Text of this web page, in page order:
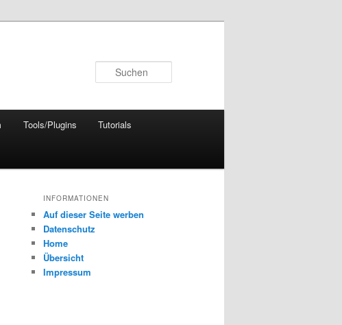
Tools/Plugins Tutorials
INFORMATIONEN
Auf dieser Seite werben
Datenschutz
Home
Übersicht
Impressum